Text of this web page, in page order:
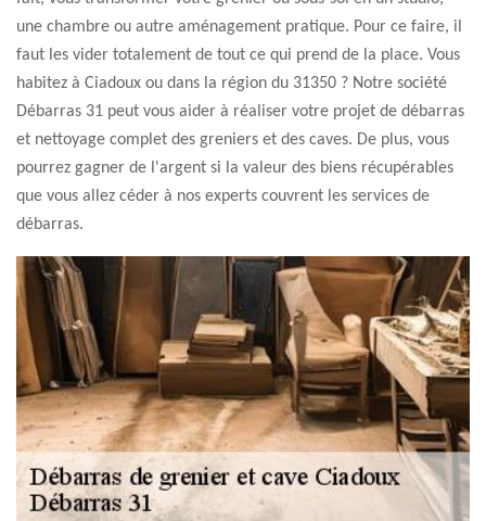
une chambre ou autre aménagement pratique. Pour ce faire, il
faut les vider totalement de tout ce qui prend de la place. Vous
habitez à Ciadoux ou dans la région du 31350 ? Notre société
Débarras 31 peut vous aider à réaliser votre projet de débarras
et nettoyage complet des greniers et des caves. De plus, vous
pourrez gagner de l'argent si la valeur des biens récupérables
que vous allez céder à nos experts couvrent les services de
débarras.